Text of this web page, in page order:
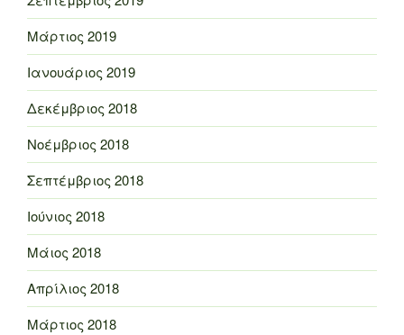
Μάρτιος 2019
Ιανουάριος 2019
Δεκέμβριος 2018
Νοέμβριος 2018
Σεπτέμβριος 2018
Ιούνιος 2018
Μάιος 2018
Απρίλιος 2018
Μάρτιος 2018